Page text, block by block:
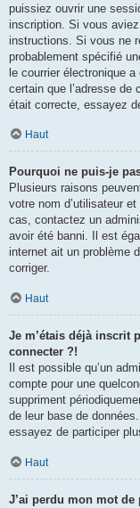
puissiez ouvrir une
inscription. Si vous
instructions. Si vous ne
probablement spécifié
le courrier électronique
certain que l’adresse de
était correcte, essayez
Haut
Pourquoi ne puis-je
Plusieurs raisons
votre nom d’utilisateur
cas, contactez un
avoir été banni. Il est
internet ait un problème
corriger.
Haut
Je m’étais déjà inscrit
connecter ?!
Il est possible qu’un
compte pour une
suppriment
de leur base de
essayez de participer
Haut
J’ai perdu mon mot de